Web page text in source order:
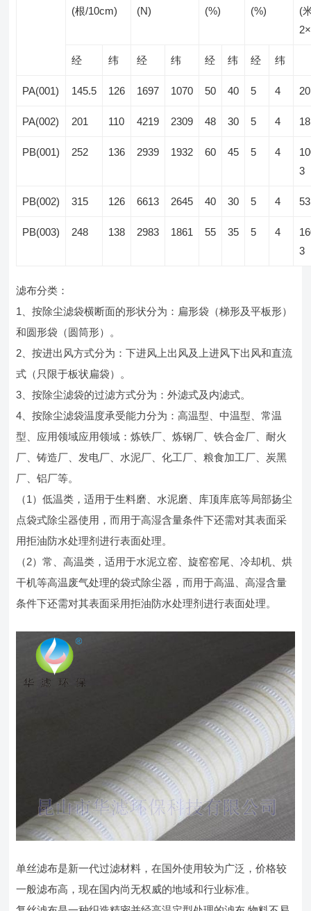
(根/10cm) (N) (%) (%)
(
经 纬 经 纬 经 纬 经 纬
PA(001) 145.5 126 1697 1070 50 40 5 4
PA(002) 201 110 4219 2309 48 30 5 4
PB(001) 252 136 2939 1932 60 45 5 4
3
PB(002) 315 126 6613 2645 40 30 5 4
PB(003) 248 138 2983 1861 55 35 5 4
3
滤布分类：
1、按除尘滤袋横断面的形状分为：扁形袋（梯形及平板形）
和圆形袋（圆筒形）。
2、按进出风方式分为：下进风上出风及上进风下出风和直流
式（只限于板状扁袋）。
3、按除尘滤袋的过滤方式分为：外滤式及内滤式。
4、按除尘滤袋温度承受能力分为：高温型、中温型、常温
型、应用领域应用领域：炼铁厂、炼钢厂、铁合金厂、耐火
厂、铸造厂、发电厂、水泥厂、化工厂、粮食加工厂、炭黑
厂、铝厂等。
（1）低温类，适用于生料磨、水泥磨、库顶库底等局部扬尘
点袋式除尘器使用，而用于高湿含量条件下还需对其表面采
用拒油防水处理剂进行表面处理。
（2）常、高温类，适用于水泥立窑、旋窑窑尾、冷却机、烘
干机等高温废气处理的袋式除尘器，而用于高温、高湿含量
条件下还需对其表面采用拒油防水处理剂进行表面处理。
单丝滤布是新一代过滤材料，在国外使用较为广泛，价格较
一般滤布高，现在国内尚无权威的地域和行业标准。